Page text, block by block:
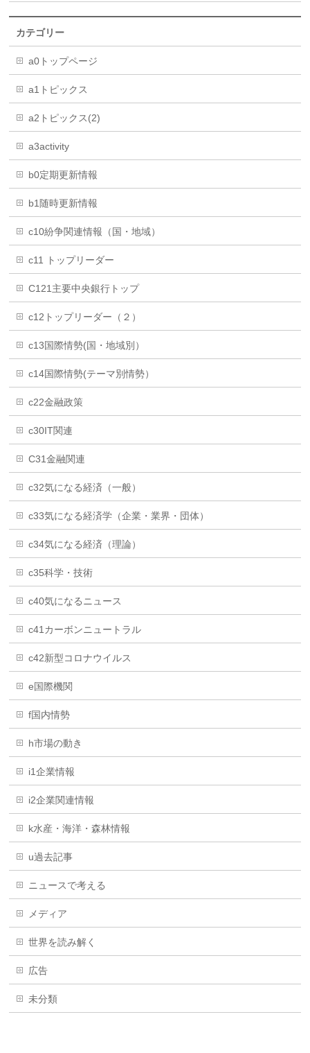
カテゴリー
a0トップページ
a1トピックス
a2トピックス(2)
a3activity
b0定期更新情報
b1随時更新情報
c10紛争関連情報（国・地域）
c11 トップリーダー
C121主要中央銀行トップ
c12トップリーダー（２）
c13国際情勢(国・地域別）
c14国際情勢(テーマ別情勢）
c22金融政策
c30IT関連
C31金融関連
c32気になる経済（一般）
c33気になる経済学（企業・業界・団体）
c34気になる経済（理論）
c35科学・技術
c40気になるニュース
c41カーボンニュートラル
c42新型コロナウイルス
e国際機関
f国内情勢
h市場の動き
i1企業情報
i2企業関連情報
k水産・海洋・森林情報
u過去記事
ニュースで考える
メディア
世界を読み解く
広告
未分類